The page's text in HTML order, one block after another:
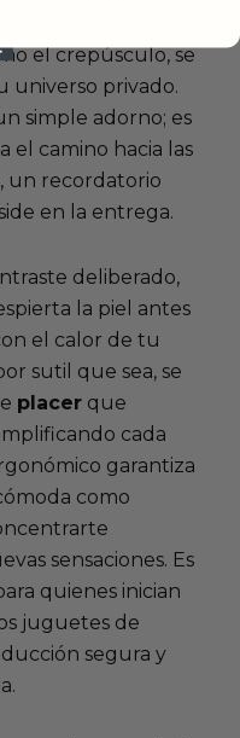
un toque de
el crepúsculo, se
universo privado.
simple adorno; es
el camino hacia las
un recordatorio
en la entrega.
deliberado,
la piel antes
el calor de tu
sutil que sea, se
placer que
cada
garantiza
como
sensaciones. Es
quienes inician
juguetes de
segura y